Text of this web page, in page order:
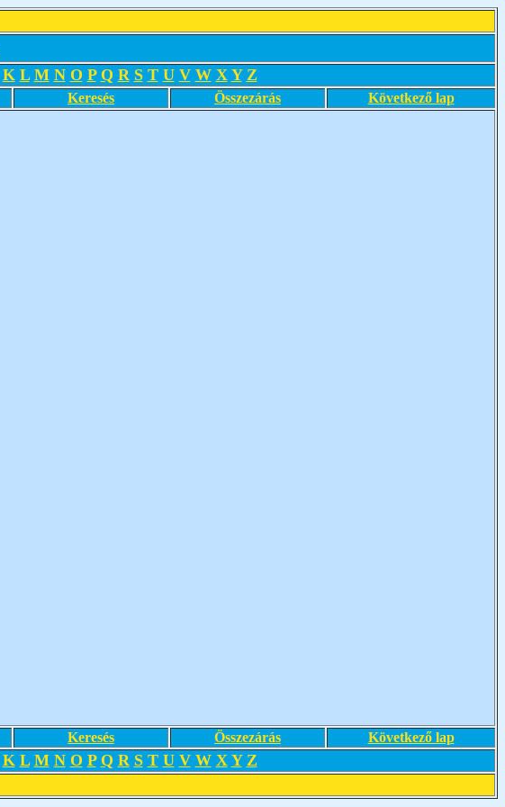
K L M N O P Q R S T U V W X Y Z
Keresés Összezárás Következő lap
Keresés Összezárás Következő lap
K L M N O P Q R S T U V W X Y Z